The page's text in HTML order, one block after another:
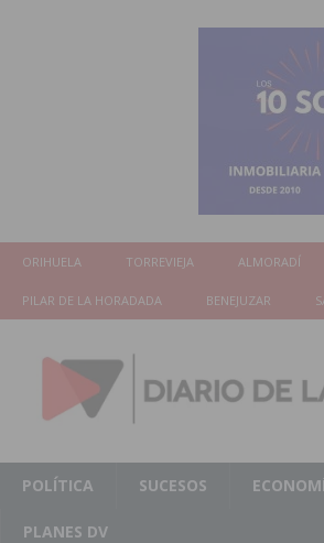
ORIHUELA TORREVIEJA ALMORADÍ
PILAR DE LA HORADADA BENEJUZAR
POLÍTICA SUCESOS
PLANES DV